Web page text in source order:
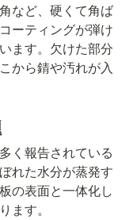
など、硬くて角ば
ーティングが弾け
ます。欠けた部分
から錆や汚れが入
く報告されている
れた水分が蒸発す
の表面と一体化し
ます。